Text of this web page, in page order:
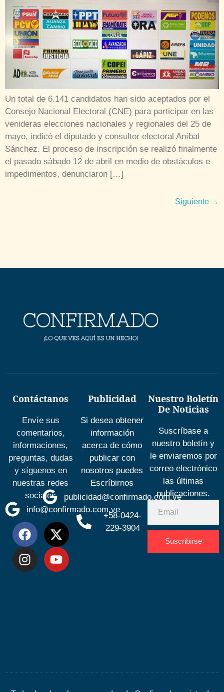
Un total de 6.141 candidatos han sido aceptados por el
Consejo Nacional Electoral (CNE) para participar en las
venideras elecciones nacionales y regionales del 25 de
mayo, indicó el diputado y consultor electoral Aníbal
Sánchez. El proceso de inscripción se realizó finalmente
el pasado sábado 12 de abril en medio de obstáculos e
impedimentos, denunciaron […]
Siguiente →
Contáctanos
Envíe sus
comentarios,
informaciones,
preguntas, dudas
y síguenos en
nuestras redes
sociales
info@confirmado.com.ve
Publicidad
Si desea obtener
información
acerca de cómo
publicar con
nosotros puedes
Escríbirnos
publicidad@confirmado.com.ve
+58-0424-
229-3904
Nuestro Boletín
De Noticias
Suscríbase a
nuestro boletín y
le enviaremos por
correo electrónico
las últimas
publicaciones.
Suscribirse